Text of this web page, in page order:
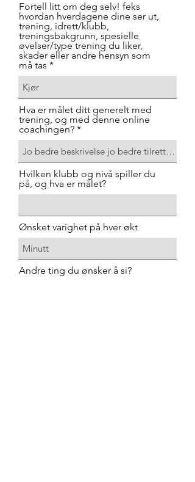
Fortell litt om deg selv! feks
hvordan hverdagene dine ser ut,
trening, idrett/klubb,
treningsbakgrunn, spesielle
øvelser/type trening du liker,
skader eller andre hensyn som
må tas
Hva er målet ditt generelt med
trening, og med denne online
coachingen?
Hvilken klubb og nivå spiller du
på, og hva er målet?
Ønsket varighet på hver økt
Andre ting du ønsker å si?